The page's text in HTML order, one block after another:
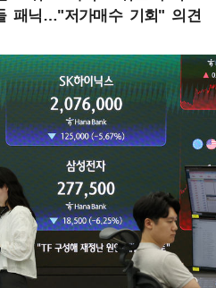
패닉…"저가매수 기회" 의견